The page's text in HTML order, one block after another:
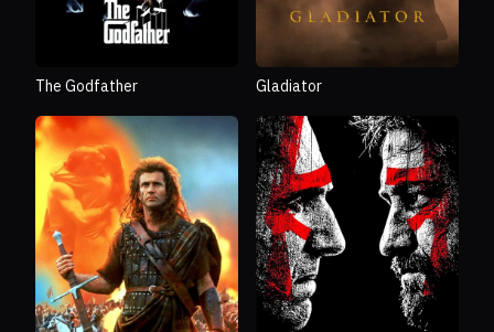
The Godfather Gladiator